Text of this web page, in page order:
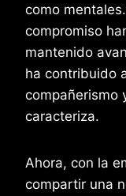
como
compromiso
mantenido
ha contribuido
compañerismo
caracteriza.
Ahora, con la
compartir una